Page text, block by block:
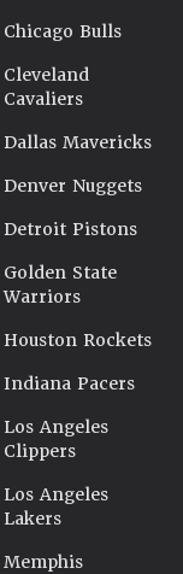
Chicago Bulls
Cleveland
Cavaliers
Dallas Mavericks
Denver Nuggets
Detroit Pistons
Golden State
Warriors
Houston Rockets
Indiana Pacers
Los Angeles
Clippers
Los Angeles
Lakers
Memphis